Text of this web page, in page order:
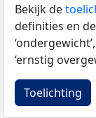
Bekijk de
definities en
‘ernstig
Toelichting